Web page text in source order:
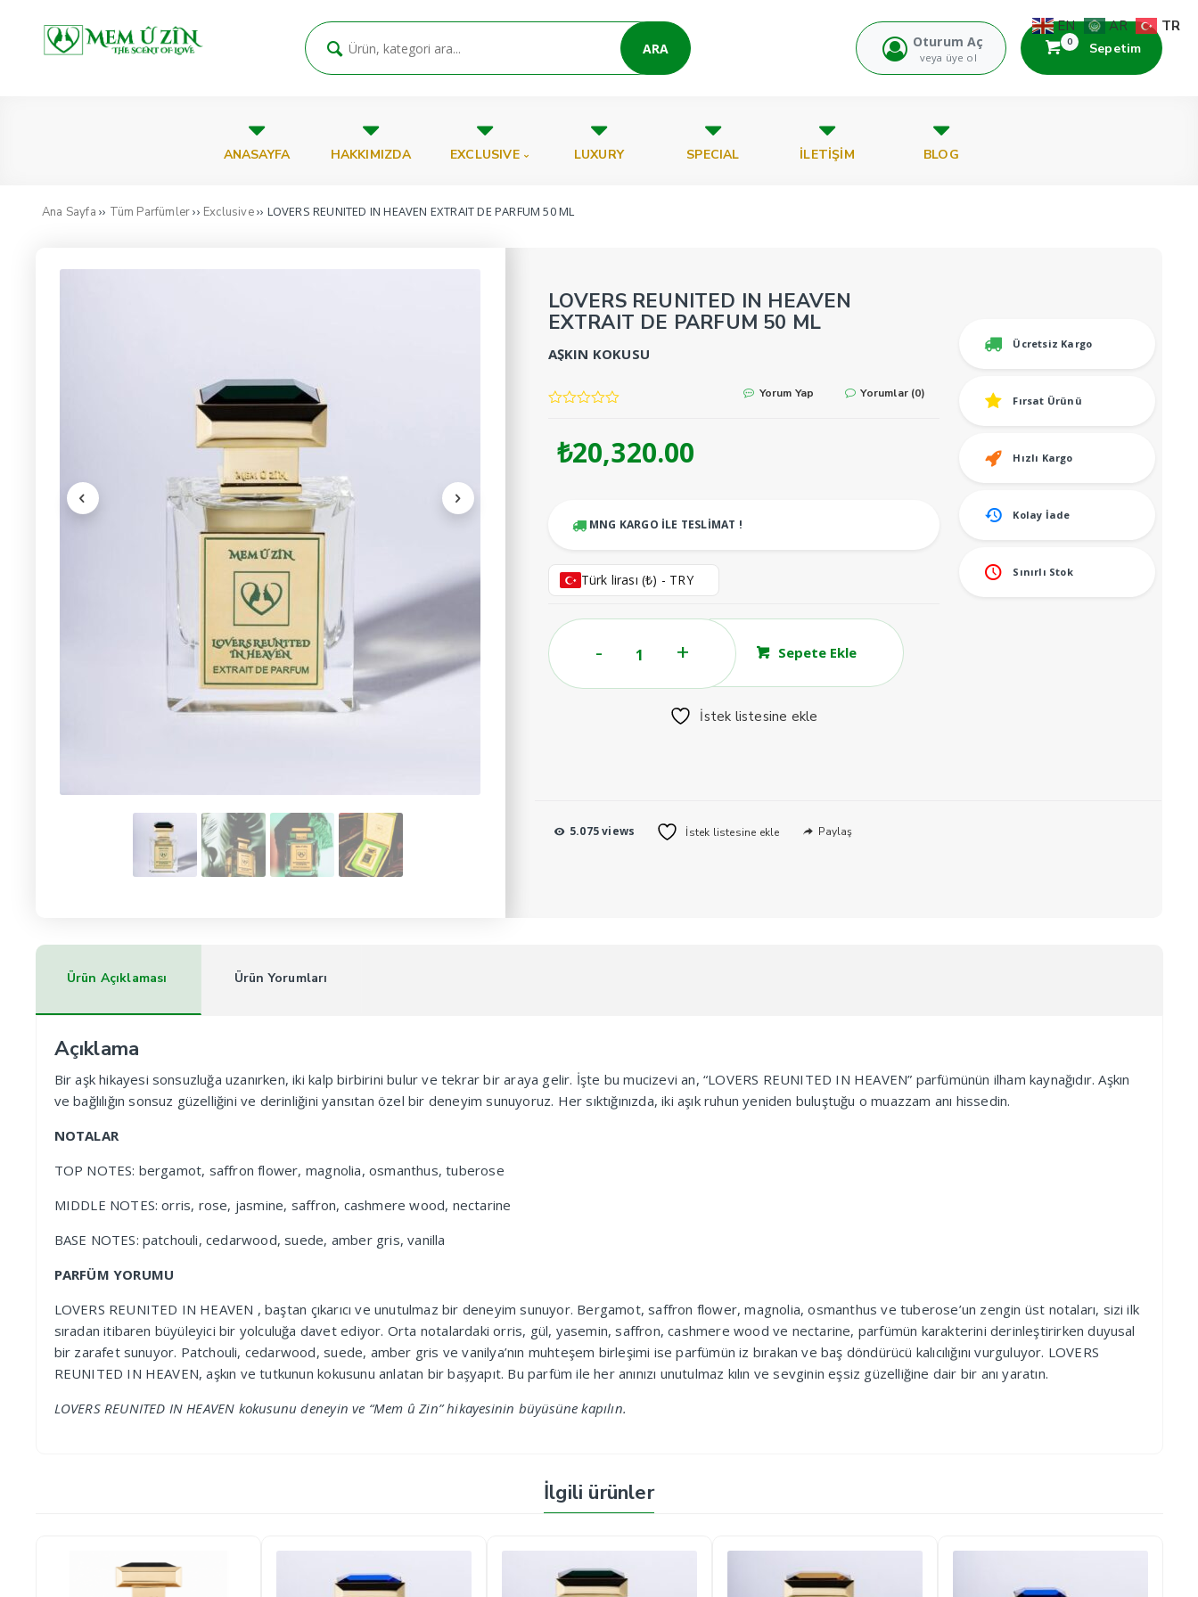
ARA Oturum Aç
veya üye ol
0 Sepetim
ANASAYFA HAKKIMIZDA EXCLUSIVE LUXURY SPECIAL İLETİŞİM BLOG
Ana Sayfa ›› Tüm Parfümler›› Exclusive›› LOVERS REUNITED IN HEAVEN EXTRAIT DE PARFUM 50 ML
LOVERS REUNITED IN HEAVEN
EXTRAIT DE PARFUM 50 ML
AŞKIN KOKUSU
Yorum Yap Yorumlar (0)
₺20,320.00
MNG KARGO İLE TESLİMAT !
Türk lirası (₺) - TRY
LOVERS
IN
Sepete Ekle
İstek listesine ekle
Ücretsiz Kargo
Fırsat Ürünü
Hızlı Kargo
Kolay İade
Sınırlı Stok
5.075 views İstek listesine ekle Paylaş
Ürün Açıklaması Ürün Yorumları
Açıklama
Bir aşk hikayesi sonsuzluğa uzanırken, iki kalp birbirini bulur ve tekrar bir araya gelir. İşte bu mucizevi an, “LOVERS REUNITED IN HEAVEN” parfümünün ilham kaynağıdır. Aşkın
ve bağlılığın sonsuz güzelliğini ve derinliğini yansıtan özel bir deneyim sunuyoruz. Her sıktığınızda, iki aşık ruhun yeniden buluştuğu o muazzam anı hissedin.
NOTALAR
TOP NOTES: bergamot, saffron flower, magnolia, osmanthus, tuberose
MIDDLE NOTES: orris, rose, jasmine, saffron, cashmere wood, nectarine
BASE NOTES: patchouli, cedarwood, suede, amber gris, vanilla
PARFÜM YORUMU
LOVERS REUNITED IN HEAVEN , baştan çıkarıcı ve unutulmaz bir deneyim sunuyor. Bergamot, saffron flower, magnolia, osmanthus ve tuberose’un zengin üst notaları, sizi ilk
sıradan itibaren büyüleyici bir yolculuğa davet ediyor. Orta notalardaki orris, gül, yasemin, saffron, cashmere wood ve nectarine, parfümün karakterini derinleştirirken duyusal
bir zarafet sunuyor. Patchouli, cedarwood, suede, amber gris ve vanilya’nın muhteşem birleşimi ise parfümün iz bırakan ve baş döndürücü kalıcılığını vurguluyor. LOVERS
REUNITED IN HEAVEN, aşkın ve tutkunun kokusunu anlatan bir başyapıt. Bu parfüm ile her anınızı unutulmaz kılın ve sevginin eşsiz güzelliğine dair bir anı yaratın.
LOVERS REUNITED IN HEAVEN kokusunu deneyin ve “Mem û Zin” hikayesinin büyüsüne kapılın.
İlgili ürünler
EN AR TR